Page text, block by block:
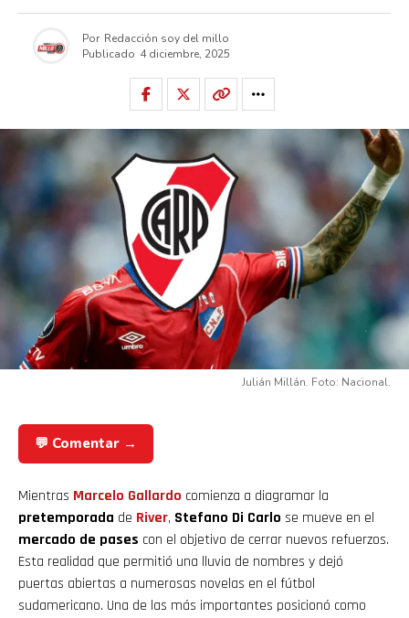
Por Redacción soy del millo
Publicado 4 diciembre, 2025
Julián Millán. Foto: Nacional.
💬 Comentar →
Mientras Marcelo Gallardo comienza a diagramar la
pretemporada de River, Stefano Di Carlo se mueve en el
mercado de pases con el objetivo de cerrar nuevos refuerzos.
Esta realidad que permitió una lluvia de nombres y dejó
puertas abiertas a numerosas novelas en el fútbol
sudamericano. Una de las más importantes posicionó como